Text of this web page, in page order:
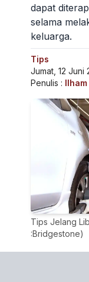
dapat
selama
keluarga.
Tips
Jumat, 12 Juni
Penulis :
Tips Jelang
:Bridgestone)